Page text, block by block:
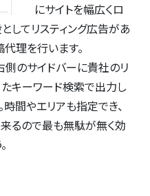
にサイトを幅広くロ
してリスティング広告があ
代理を行います。
のサイドバーに貴社のリ
キーワード検索で出力し
時間やエリアも指定でき、
るので最も無駄が無く効